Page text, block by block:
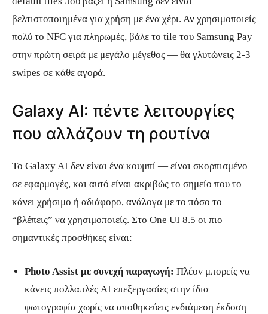
βελτιστοποιημένα για χρήση με ένα χέρι. Αν χρησιμοποιείς
πολύ το NFC για πληρωμές, βάλε το tile του Samsung Pay
στην πρώτη σειρά με μεγάλο μέγεθος — θα γλυτώνεις 2-3
swipes σε κάθε αγορά.
Galaxy AI: πέντε λειτουργίες
που αλλάζουν τη ρουτίνα
Το Galaxy AI δεν είναι ένα κουμπί — είναι σκορπισμένο
σε εφαρμογές, και αυτό είναι ακριβώς το σημείο που το
κάνει χρήσιμο ή αδιάφορο, ανάλογα με το πόσο το
“βλέπεις” να χρησιμοποιείς. Στο One UI 8.5 οι πιο
σημαντικές προσθήκες είναι:
Photo Assist με συνεχή παραγωγή: Πλέον μπορείς να
κάνεις πολλαπλές AI επεξεργασίες στην ίδια
φωτογραφία χωρίς να αποθηκεύεις ενδιάμεση έκδοση